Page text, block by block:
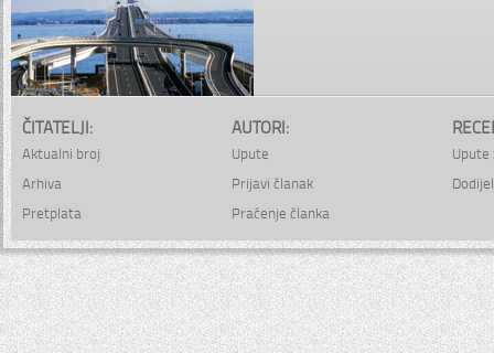
ČITATELJI:
Aktualni broj
Arhiva
Pretplata
AUTORI:
Upute
Prijavi članak
Praćenje članka
Upute